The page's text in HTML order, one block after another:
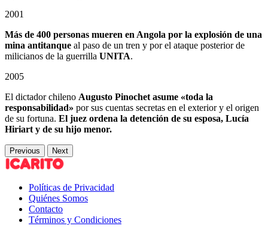
2001
Más de 400 personas mueren en Angola por la explosión de una
mina antitanque al paso de un tren y por el ataque posterior de
milicianos de la guerrilla UNITA.
2005
El dictador chileno Augusto Pinochet asume «toda la
responsabilidad» por sus cuentas secretas en el exterior y el origen
de su fortuna. El juez ordena la detención de su esposa, Lucía
Hiriart y de su hijo menor.
Previous Next
Políticas de Privacidad
Quiénes Somos
Contacto
Términos y Condiciones